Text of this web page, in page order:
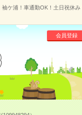
袖ケ浦！車通勤OK！土日祝休
会員登録